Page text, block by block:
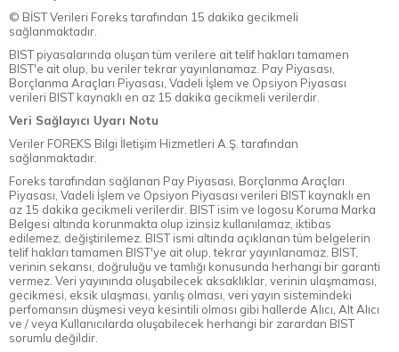
© BİST Verileri Foreks tarafından 15 dakika gecikmeli
sağlanmaktadır.
BIST piyasalarında oluşan tüm verilere ait telif hakları tamamen
BIST'e ait olup, bu veriler tekrar yayınlanamaz. Pay Piyasası,
Borçlanma Araçları Piyasası, Vadeli İşlem ve Opsiyon Piyasası
verileri BIST kaynaklı en az 15 dakika gecikmeli verilerdir.
Veri Sağlayıcı Uyarı Notu
Veriler FOREKS Bilgi İletişim Hizmetleri A.Ş. tarafından
sağlanmaktadır.
Foreks tarafından sağlanan Pay Piyasası, Borçlanma Araçları
Piyasası, Vadeli İşlem ve Opsiyon Piyasası verileri BIST kaynaklı en
az 15 dakika gecikmeli verilerdir. BIST isim ve logosu Koruma Marka
Belgesi altında korunmakta olup izinsiz kullanılamaz, iktibas
edilemez, değiştirilemez. BIST ismi altında açıklanan tüm belgelerin
telif hakları tamamen BIST'ye ait olup, tekrar yayınlanamaz. BIST,
verinin sekansı, doğruluğu ve tamlığı konusunda herhangi bir garanti
vermez. Veri yayınında oluşabilecek aksaklıklar, verinin ulaşmaması,
gecikmesi, eksik ulaşması, yanlış olması, veri yayın sistemindeki
perfomansın düşmesi veya kesintili olması gibi hallerde Alıcı, Alt Alıcı
ve / veya Kullanıcılarda oluşabilecek herhangi bir zarardan BIST
sorumlu değildir.